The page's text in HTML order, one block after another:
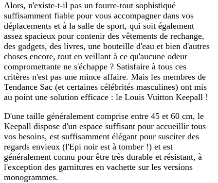
Alors, n'existe-t-il pas un fourre-tout sophistiqué
suffisamment fiable pour vous accompagner dans vos
déplacements et à la salle de sport, qui soit également
assez spacieux pour contenir des vêtements de rechange,
des gadgets, des livres, une bouteille d'eau et bien d'autres
choses encore, tout en veillant à ce qu'aucune odeur
compromettante ne s'échappe ? Satisfaire à tous ces
critères n'est pas une mince affaire. Mais les membres de
Tendance Sac (et certaines célébrités masculines) ont mis
au point une solution efficace : le Louis Vuitton Keepall !
D'une taille généralement comprise entre 45 et 60 cm, le
Keepall dispose d'un espace suffisant pour accueillir tous
vos besoins, est suffisamment élégant pour susciter des
regards envieux (l'Epi noir est à tomber !) et est
généralement connu pour être très durable et résistant, à
l'exception des garnitures en vachette sur les versions
monogrammes.